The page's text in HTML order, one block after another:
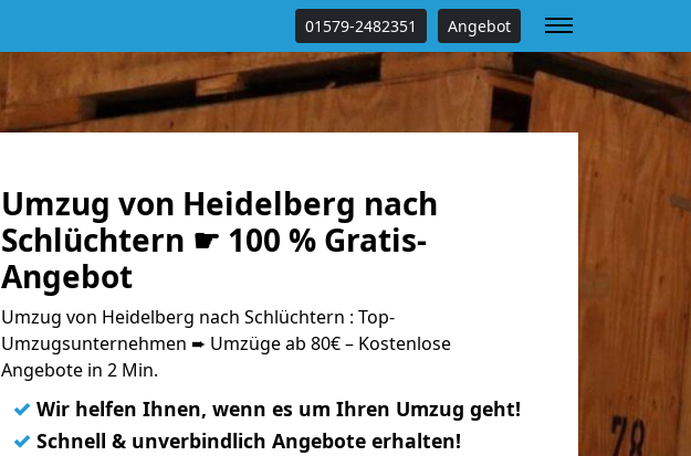
01579-2482351 Angebot
Umzug von Heidelberg nach
Schlüchtern ☛ 100 % Gratis-
Angebot
Umzug von Heidelberg nach Schlüchtern : Top-
Umzugsunternehmen ➨ Umzüge ab 80€ – Kostenlose
Angebote in 2 Min.
✓ Wir helfen Ihnen, wenn es um Ihren Umzug geht!
✓ Schnell & unverbindlich Angebote erhalten!